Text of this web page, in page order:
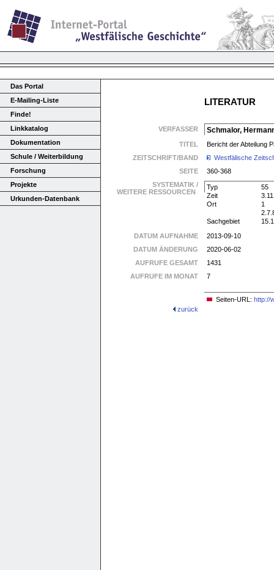
Das Portal
E-Mailing-Liste
Finde!
Linkkatalog
Dokumentation
Schule / Weiterbildung
Forschung
Projekte
Urkunden-Datenbank
LITERATUR
VERFASSER Schmalor,
TITEL
Bericht der Abteilung
ZEITSCHRIFT/BAND
Westfälische
SEITE
360-368
SYSTEMATIK /
WEITERE RESSOURCEN
Typ
55
Zeit
3.11
Ort
1
Sachgebiet
DATUM AUFNAHME
2013-09-10
DATUM ÄNDERUNG
2020-06-02
AUFRUFE GESAMT
1431
AUFRUFE IM MONAT
7
Seiten-URL: http://
zurück